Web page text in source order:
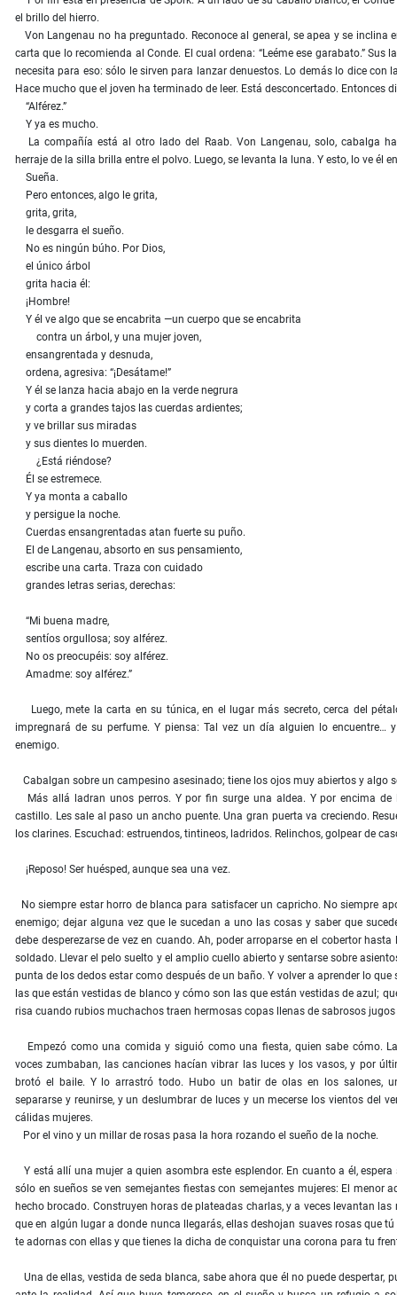
el brillo del hierro.
Von Langenau no ha preguntado. Reconoce al general, se apea y se inclina
carta que lo recomienda al Conde. El cual ordena: “Leéme ese garabato.” Sus
necesita para eso: sólo le sirven para lanzar denuestos. Lo demás lo dice con
Hace mucho que el joven ha terminado de leer. Está desconcertado. Entonces
“Alférez.”
Y ya es mucho.
La compañía está al otro lado del Raab. Von Langenau, solo, cabalga
herraje de la silla brilla entre el polvo. Luego, se levanta la luna. Y esto, lo ve él
Sueña.
Pero entonces, algo le grita,
grita, grita,
le desgarra el sueño.
No es ningún búho. Por Dios,
el único árbol
grita hacia él:
¡Hombre!
Y él ve algo que se encabrita —un cuerpo que se encabrita
contra un árbol, y una mujer joven,
ensangrentada y desnuda,
ordena, agresiva: “¡Desátame!”
Y él se lanza hacia abajo en la verde negrura
y corta a grandes tajos las cuerdas ardientes;
y ve brillar sus miradas
y sus dientes lo muerden.
¿Está riéndose?
Él se estremece.
Y ya monta a caballo
y persigue la noche.
Cuerdas ensangrentadas atan fuerte su puño.
El de Langenau, absorto en sus pensamiento,
escribe una carta. Traza con cuidado
grandes letras serias, derechas:
“Mi buena madre,
sentíos orgullosa; soy alférez.
No os preocupéis: soy alférez.
Amadme: soy alférez.”
Luego, mete la carta en su túnica, en el lugar más secreto, cerca del
impregnará de su perfume. Y piensa: Tal vez un día alguien lo encuentre…
enemigo.
Cabalgan sobre un campesino asesinado; tiene los ojos muy abiertos y algo
Más allá ladran unos perros. Y por fin surge una aldea. Y por encima de
castillo. Les sale al paso un ancho puente. Una gran puerta va creciendo.
los clarines. Escuchad: estruendos, tintineos, ladridos. Relinchos, golpear de
¡Reposo! Ser huésped, aunque sea una vez.
No siempre estar horro de blanca para satisfacer un capricho. No siempre
enemigo; dejar alguna vez que le sucedan a uno las cosas y saber que
debe desperezarse de vez en cuando. Ah, poder arroparse en el cobertor
soldado. Llevar el pelo suelto y el amplio cuello abierto y sentarse sobre
punta de los dedos estar como después de un baño. Y volver a aprender lo que
las que están vestidas de blanco y cómo son las que están vestidas de azul;
risa cuando rubios muchachos traen hermosas copas llenas de sabrosos
Empezó como una comida y siguió como una fiesta, quien sabe cómo.
voces zumbaban, las canciones hacían vibrar las luces y los vasos, y por
brotó el baile. Y lo arrastró todo. Hubo un batir de olas en los salones,
separarse y reunirse, y un deslumbrar de luces y un mecerse los vientos del
cálidas mujeres.
Por el vino y un millar de rosas pasa la hora rozando el sueño de la noche.
Y está allí una mujer a quien asombra este esplendor. En cuanto a él, espera
sólo en sueños se ven semejantes fiestas con semejantes mujeres: El menor
hecho brocado. Construyen horas de plateadas charlas, y a veces levantan
que en algún lugar a donde nunca llegarás, ellas deshojan suaves rosas que
te adornas con ellas y que tienes la dicha de conquistar una corona para tu
Una de ellas, vestida de seda blanca, sabe ahora que él no puede despertar,